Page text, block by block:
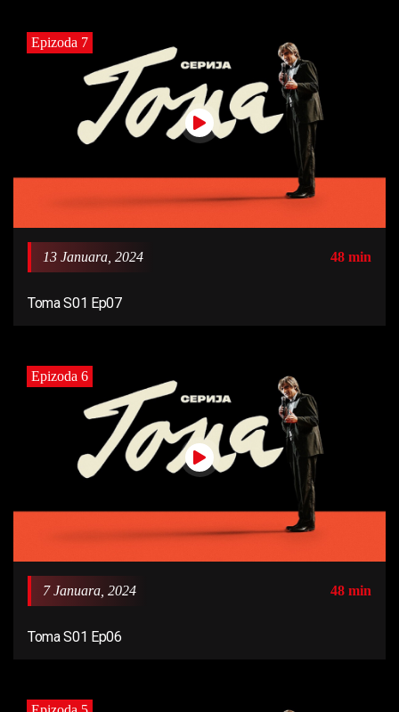
Epizoda 7
13 Januara, 2024 48 min
Toma S01 Ep07
Epizoda 6
7 Januara, 2024 48 min
Toma S01 Ep06